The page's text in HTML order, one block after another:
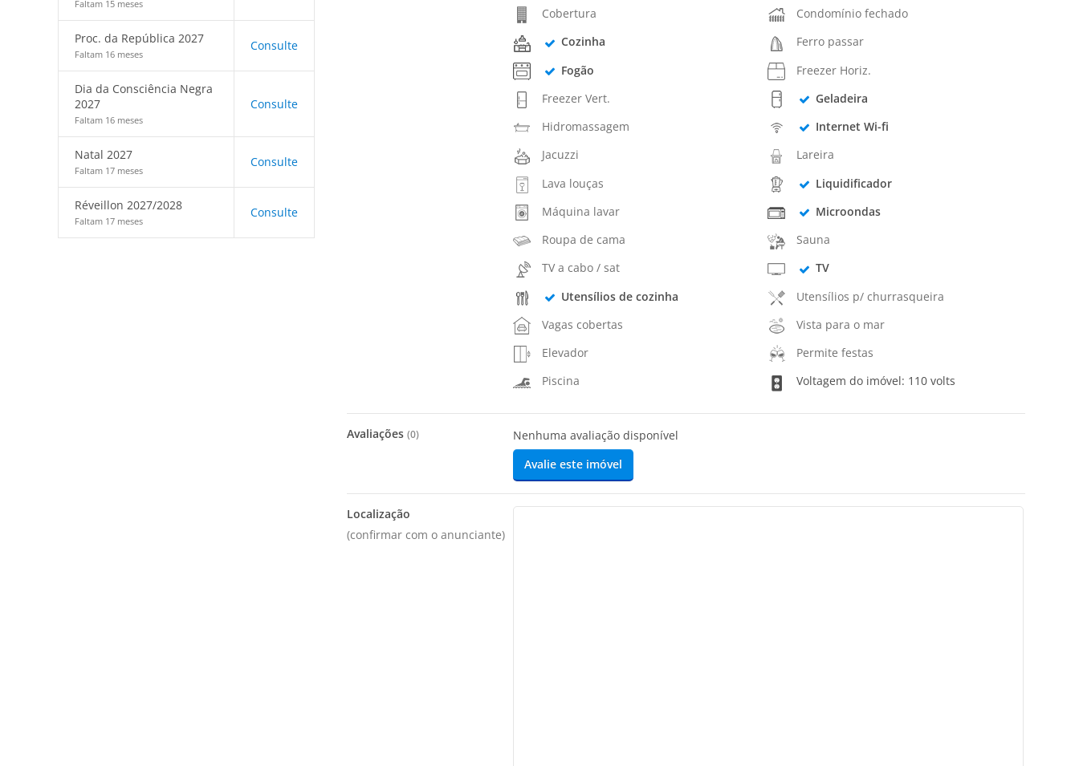
Faltam 15 meses
Proc. da República 2027
Faltam 16 meses
Consulte
Dia da Consciência Negra
2027
Faltam 16 meses
Consulte
Natal 2027
Faltam 17 meses
Consulte
Réveillon 2027/2028
Faltam 17 meses
Consulte
Cobertura
Condomínio fechado
Cozinha
Ferro passar
Fogão
Freezer Horiz.
Freezer Vert.
Geladeira
Hidromassagem
Internet Wi-fi
Jacuzzi
Lareira
Lava louças
Liquidificador
Máquina lavar
Microondas
Roupa de cama
Sauna
TV a cabo / sat
TV
Utensílios de cozinha
Utensílios p/ churrasqueira
Vagas cobertas
Vista para o mar
Elevador
Permite festas
Piscina
Voltagem do imóvel: 110 volts
Avaliações (0)
Nenhuma avaliação disponível
Avalie este imóvel
Localização
(confirmar com o anunciante)